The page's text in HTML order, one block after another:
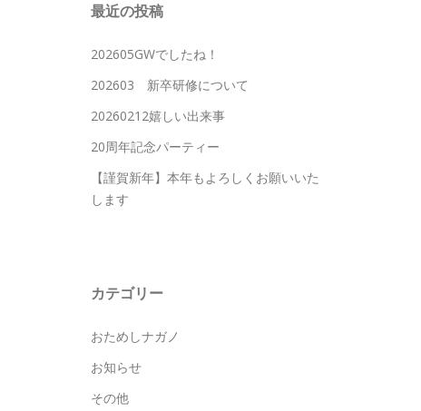
最近の投稿
202605GWでしたね！
202603 新卒研修について
20260212嬉しい出来事
20周年記念パーティー
【謹賀新年】本年もよろしくお願いいた
します
カテゴリー
おためしナガノ
お知らせ
その他